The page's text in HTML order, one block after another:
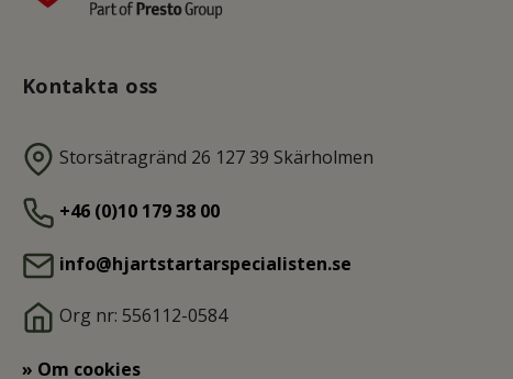
Kontakta oss
Storsätragränd 26 127 39 Skärholmen
+46 (0)10 179 38 00
info@hjartstartarspecialisten.se
Org nr: 556112-0584
» Om cookies